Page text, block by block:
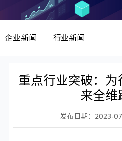
企业新闻 行业新闻
重点行业突破：为
来全维
发布日期：2023-